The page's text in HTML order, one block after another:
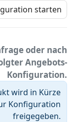
starten
oder nach
Angebots-
Konfiguration.
wird in Kürze
Konfiguration
freigegeben.